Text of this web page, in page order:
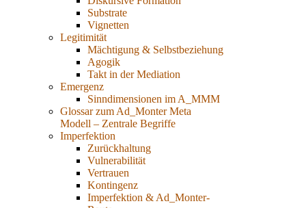
Substrate
Vignetten
Legitimität
Mächtigung & Selbstbeziehung
Agogik
Takt in der Mediation
Emergenz
Sinndimensionen im A_MMM
Glossar zum Ad_Monter Meta
Modell – Zentrale Begriffe
Imperfektion
Zurückhaltung
Vulnerabilität
Vertrauen
Kontingenz
Imperfektion & Ad_Monter-